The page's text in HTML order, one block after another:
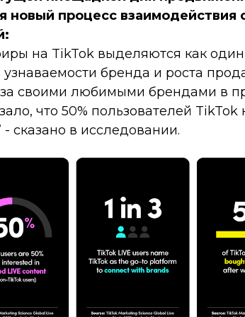
новый процесс взаимодействия
на TikTok выделяются как
бренда и роста
своими любимыми брендами в
что 50% пользователей
- сказано в исследовании.